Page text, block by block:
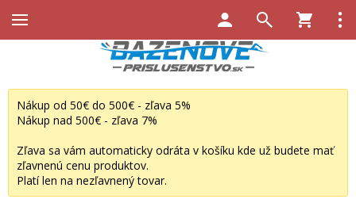
Nákup od 50€ do 500€ - zľava 5%
Nákup nad 500€ - zľava 7%
Zľava sa vám automaticky odráta v košíku kde už budete mať
zľavnenú cenu produktov.
Platí len na nezľavnený tovar.